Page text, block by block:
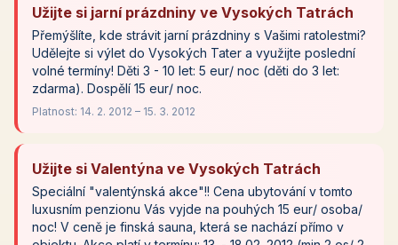
Užijte si jarní prázdniny ve Vysokých Tatrách
Přemýšlíte, kde strávit jarní prázdniny s Vašimi ratolestmi?
Udělejte si výlet do Vysokých Tater a využijte poslední
volné termíny! Děti 3 - 10 let: 5 eur/ noc (děti do 3 let:
zdarma). Dospělí 15 eur/ noc.
Platnost: 14. 2. 2012 – 15. 3. 2012
Užijte si Valentýna ve Vysokých Tatrách
Speciální "valentýnská akce"!! Cena ubytování v tomto
luxusním penzionu Vás vyjde na pouhých 15 eur/ osoba/
noc! V ceně je finská sauna, která se nachází přímo v